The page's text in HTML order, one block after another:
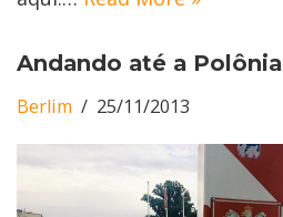
Andando até a Polônia
Berlim 25/11/2013